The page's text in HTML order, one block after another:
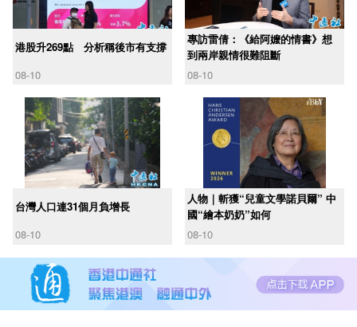
港股升269點 分析稱後市有支撐
08-10
專訪雷倩：《給阿嬤的情書》想
到兩岸親情很難阻斷
08-10
台灣人口連31個月負增長
08-10
人物｜斬獲“兒童文學諾貝爾” 中
國“繪本奶奶”如何
08-10